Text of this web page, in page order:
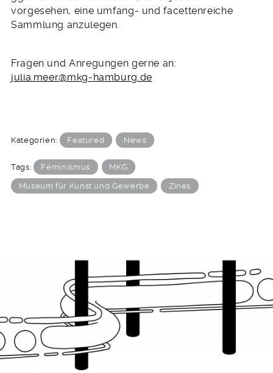
vorgesehen, eine umfang- und facettenreiche
Sammlung anzulegen.
Fragen und Anregungen gerne an:
julia.meer@mkg-hamburg.de
Kategorien: Featured News
Tags: Feminismus MKG
Museum für Kunst und Gewerbe Zines